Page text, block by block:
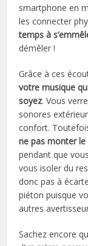
smartphone en
les connecter
temps à
démêler !
Grâce à ces
votre musique
soyez. Vous
sonores
confort.
ne pas monter
pendant que
vous isoler du
donc pas à
piéton puisque
autres
Sachez encore